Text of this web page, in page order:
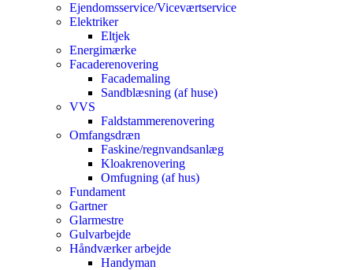
Ejendomsservice/Viceværtservice
Elektriker
Eltjek
Energimærke
Facaderenovering
Facademaling
Sandblæsning (af huse)
VVS
Faldstammerenovering
Omfangsdræn
Faskine/regnvandsanlæg
Kloakrenovering
Omfugning (af hus)
Fundament
Gartner
Glarmestre
Gulvarbejde
Håndværker arbejde
Handyman